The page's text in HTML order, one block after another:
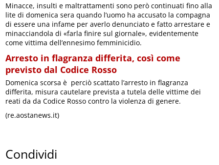
Minacce, insulti e maltrattamenti sono però continuati fino alla
lite di domenica sera quando l’uomo ha accusato la compagna
di essere una infame per averlo denunciato e fatto arrestare e
minacciandola di «farla finire sul giornale», evidentemente
come vittima dell’ennesimo femminicidio.
Arresto in flagranza differita, così come
previsto dal Codice Rosso
Domenica scorsa è perciò scattato l’arresto in flagranza
differita, misura cautelare prevista a tutela delle vittime dei
reati da da Codice Rosso contro la violenza di genere.
(re.aostanews.it)
Condividi